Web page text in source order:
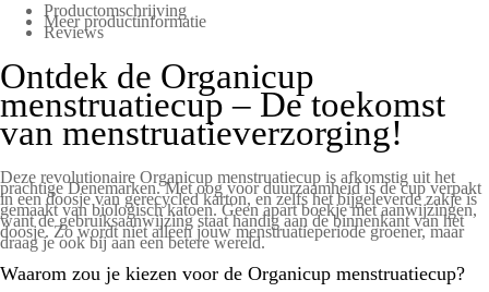
Productomschrijving
Meer productinformatie
Reviews
Ontdek de Organicup
menstruatiecup – De toekomst
van menstruatieverzorging!
Deze revolutionaire Organicup menstruatiecup is afkomstig uit het
prachtige Denemarken. Met oog voor duurzaamheid is de cup verpakt
in een doosje van gerecycled karton, en zelfs het bijgeleverde zakje is
gemaakt van biologisch katoen. Geen apart boekje met aanwijzingen,
want de gebruiksaanwijzing staat handig aan de binnenkant van het
doosje. Zo wordt niet alleen jouw menstruatieperiode groener, maar
draag je ook bij aan een betere wereld.
Waarom zou je kiezen voor de Organicup menstruatiecup?